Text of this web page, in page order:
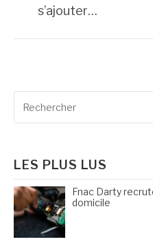
s’ajouter…
LES PLUS LUS
Fnac Darty
domicile